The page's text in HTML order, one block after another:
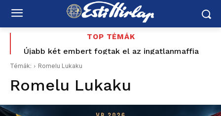
TOP TÉMÁK
Újabb két embert fogtak el az ingatlanmaffia
Enyhült a hőségriasztás, de újra erősödik a forróság
Témák: Romelu Lukaku
Romelu Lukaku